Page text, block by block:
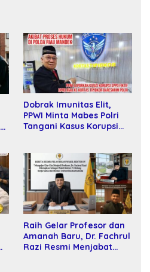
Dobrak Imunitas Elit,
PPWI Minta Mabes Polri
Tangani Kasus Korupsi
Raih Gelar Profesor dan
Amanah Baru, Dr. Fachrul
Razi Resmi Menjabat